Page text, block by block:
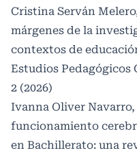
Cristina Serván
márgenes de la
contextos de
Estudios Pedagógicos
2 (2026)
Ivanna Oliver Navarro,
funcionamiento
en Bachillerato: una